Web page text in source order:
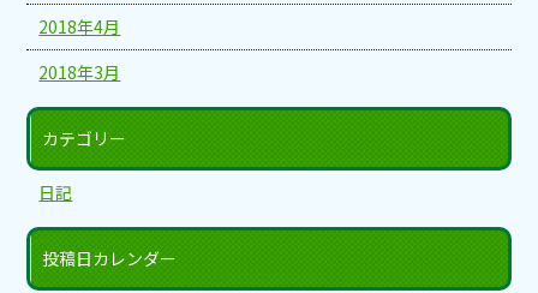
2018年4月
2018年3月
カテゴリー
日記
投稿日カレンダー